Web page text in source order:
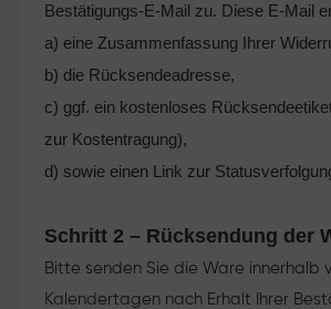
Bestätigungs-E-Mail zu. Diese E-Mail
a) eine Zusammenfassung Ihrer
b) die Rücksendeadresse,
c) ggf. ein kostenloses
zur Kostentragung),
d) sowie einen Link zur
Schritt 2 – Rücksendung der
Bitte senden Sie die Ware innerhalb
Kalendertagen nach Erhalt Ihrer